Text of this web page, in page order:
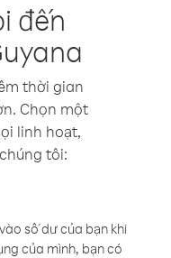
đến
thời gian
Chọn một
linh hoạt,
tôi:
số dư của bạn khi
của mình, bạn có